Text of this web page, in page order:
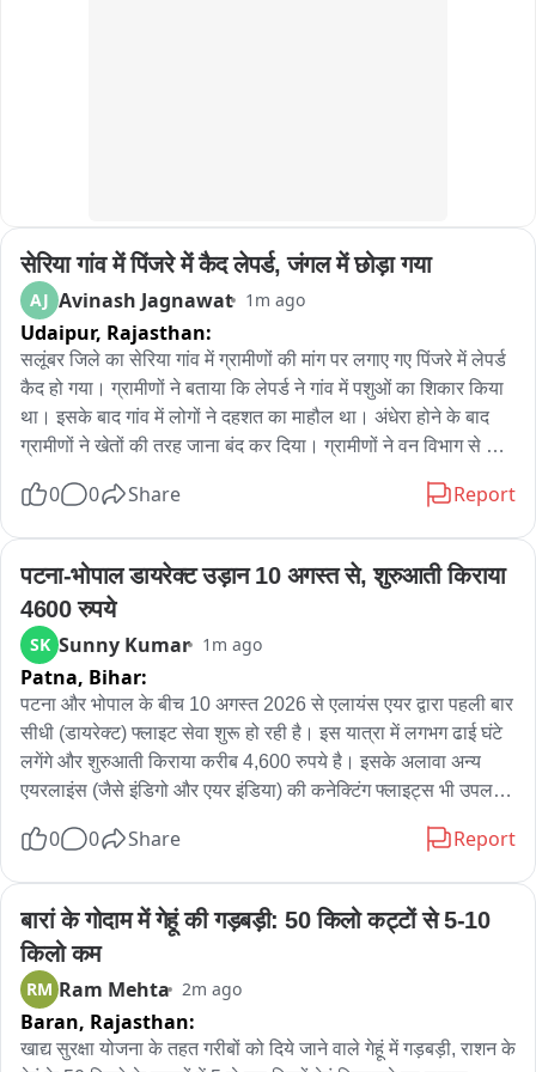
सेरिया गांव में पिंजरे में कैद लेपर्ड, जंगल में छोड़ा गया
AJ Avinash Jagnawat 1m ago
Udaipur, Rajasthan:
सलूंबर जिले का सेरिया गांव में ग्रामीणों की मांग पर लगाए गए पिंजरे में लेपर्ड
कैद हो गया। ग्रामीणों ने बताया कि लेपर्ड ने गांव में पशुओं का शिकार किया
था। इसके बाद गांव में लोगों ने दहशत का माहौल था। अंधेरा होने के बाद
ग्रामीणों ने खेतों की तरह जाना बंद कर दिया। ग्रामीणों ने वन विभाग से
ज्यादातर मूवमेंट की जगह पिंजरा लगाया। सुबह ग्रामीणों को दहाड़ने की
पर वन विभाग के रेंजर खेमराज अपनी टीम के साथ मौके पर पहुंचे और लेपर्ड
को पशु चिकित्सालय लाया गया। यहां लेपर्ड का स्वास्थ्य परीक्षण किया
जाकर जंगल में छोड़ जाएगा。
0 0 Share Report
पटना-भोपाल डायरेक्ट उड़ान 10 अगस्त से, शुरुआती किराया
4600 रुपये
SK Sunny Kumar 1m ago
Patna, Bihar:
पटना और भोपाल के बीच 10 अगस्त 2026 से एलायंस एयर द्वारा पहली बार
सीधी (डायरेक्ट) फ्लाइट सेवा शुरू हो रही है। इस यात्रा में लगभग ढाई घंटे
लगेंगे और शुरुआती किराया करीब 4,600 रुपये है। इसके अलावा अन्य
एयरलाइंस (जैसे इंडिगो और एयर इंडिया) की कनेक्टिंग फ्लाइट्स भी उपलब्ध
भोपाल और उसके आसपास बिहार के छात्र पढ़ाई करते हैं। सीधी उड़ान से
छात्रों का सफर आसान होगा。
मप्र के लोग आसानी से बोधगया, राजगीर व पटना साहिब जैसी ऐतिहासिक
जगहों पर आ सकेंगे।
0 0 Share Report
बारां के गोदाम में गेहूं की गड़बड़ी: 50 किलो कट्टों से 5-10
किलो कम
RM Ram Mehta 2m ago
Baran, Rajasthan:
खाद्य सुरक्षा योजना के तहत गरीबों को दिये जाने वाले गेहूं में गड़बड़ी, राशन के